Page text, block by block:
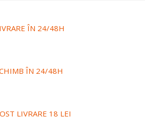
ÎN 24/48H
ÎN 24/48H
LIVRARE 18 LEI